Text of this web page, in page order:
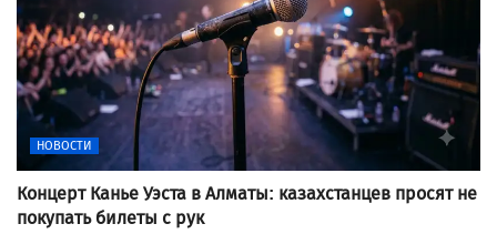
НОВОСТИ
Концерт Канье Уэста в Алматы: казахстанцев просят не
покупать билеты с рук